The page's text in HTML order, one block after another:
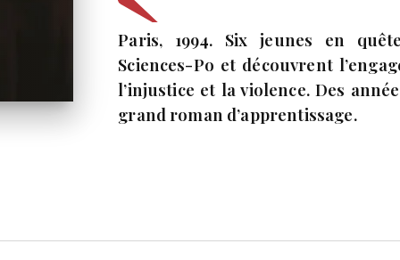
Paris, 1994. Six jeunes en
Sciences-Po et découvrent
l’injustice et la violence. Des
grand roman d’apprentissage.